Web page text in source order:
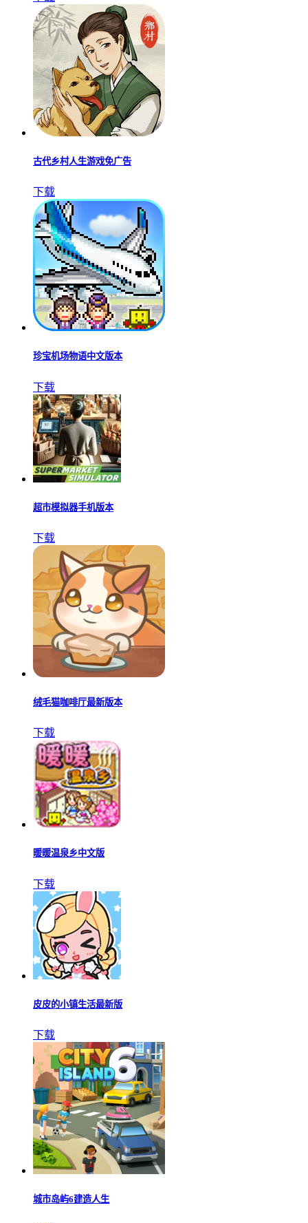
古代乡村人生游戏免广告
下载
珍宝机场物语中文版本
下载
超市模拟器手机版本
下载
绒毛猫咖啡厅最新版本
下载
暖暖温泉乡中文版
下载
皮皮的小镇生活最新版
下载
城市岛屿6建造人生